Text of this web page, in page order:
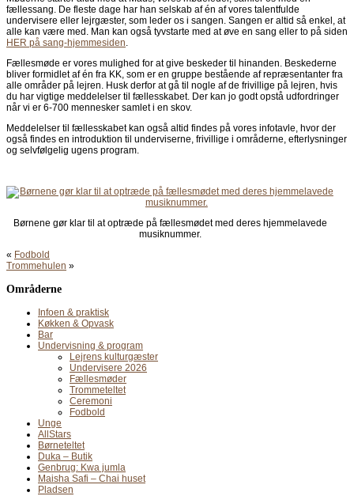
fællessang. De fleste dage har han selskab af én af vores talentfulde
undervisere eller lejrgæster, som leder os i sangen. Sangen er altid så enkel, at
alle kan være med. Man kan også tyvstarte med at øve en sang eller to på siden
HER på sang-hjemmesiden.
Fællesmøde er vores mulighed for at give beskeder til hinanden. Beskederne
bliver formidlet af én fra KK, som er en gruppe bestående af repræsentanter fra
alle områder på lejren. Husk derfor at gå til nogle af de frivillige på lejren, hvis
du har vigtige meddelelser til fællesskabet. Der kan jo godt opstå udfordringer
når vi er 6-700 mennesker samlet i en skov.
Meddelelser til fællesskabet kan også altid findes på vores infotavle, hvor der
også findes en introduktion til underviserne, frivillige i områderne, efterlysninger
og selvfølgelig ugens program.
Børnene gør klar til at optræde på fællesmødet med deres hjemmelavede
musiknummer.
« Fodbold
Trommehulen »
Områderne
Infoen & praktisk
Køkken & Opvask
Bar
Undervisning & program
Lejrens kulturgæster
Undervisere 2026
Fællesmøder
Trommeteltet
Ceremoni
Fodbold
Unge
AllStars
Børneteltet
Duka – Butik
Genbrug: Kwa jumla
Maisha Safi – Chai huset
Pladsen